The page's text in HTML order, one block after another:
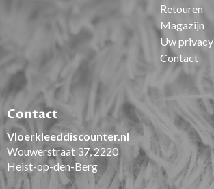
Retouren
Magazijn
Uw privacy
Contact
Contact
Vloerkleeddiscounter.nl
Wouwerstraat 37, 2220
Heist-op-den-Berg